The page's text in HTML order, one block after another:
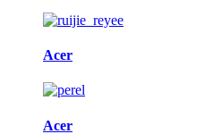
Acer
Acer